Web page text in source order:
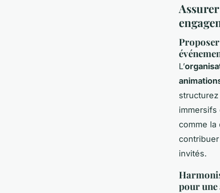
L’
immersifs
comme la
invités.
pour